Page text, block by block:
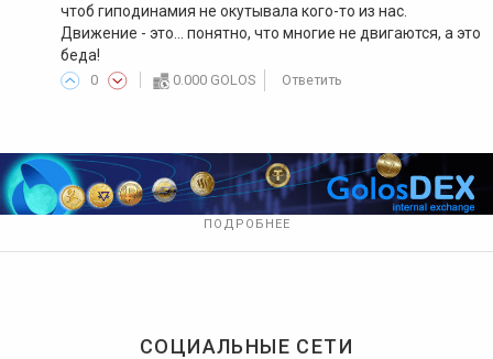
чтоб гиподинамия не окутывала кого-то из нас.
Движение - это... понятно, что многие не двигаются, а это
беда!
0 0.000 GOLOS Ответить
ПОДРОБНЕЕ
СОЦИАЛЬНЫЕ СЕТИ